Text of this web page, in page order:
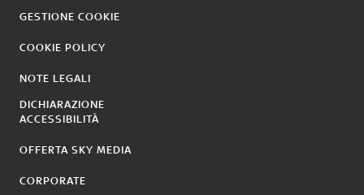
GESTIONE COOKIE
COOKIE POLICY
NOTE LEGALI
DICHIARAZIONE
ACCESSIBILITÀ
OFFERTA SKY MEDIA
CORPORATE